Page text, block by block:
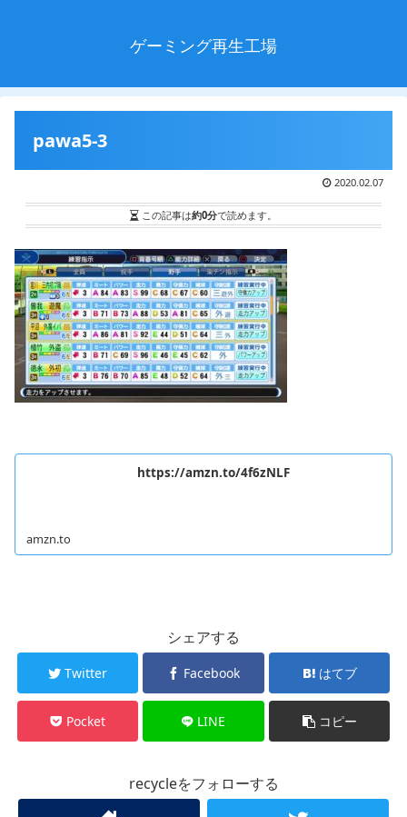
ゲーミング再生工場
pawa5-3
2020.02.07
この記事は約0分で読めます。
https://amzn.to/4f6zNLF
amzn.to
シェアする
Twitter Facebook はてブ
Pocket LINE コピー
recycleをフォローする